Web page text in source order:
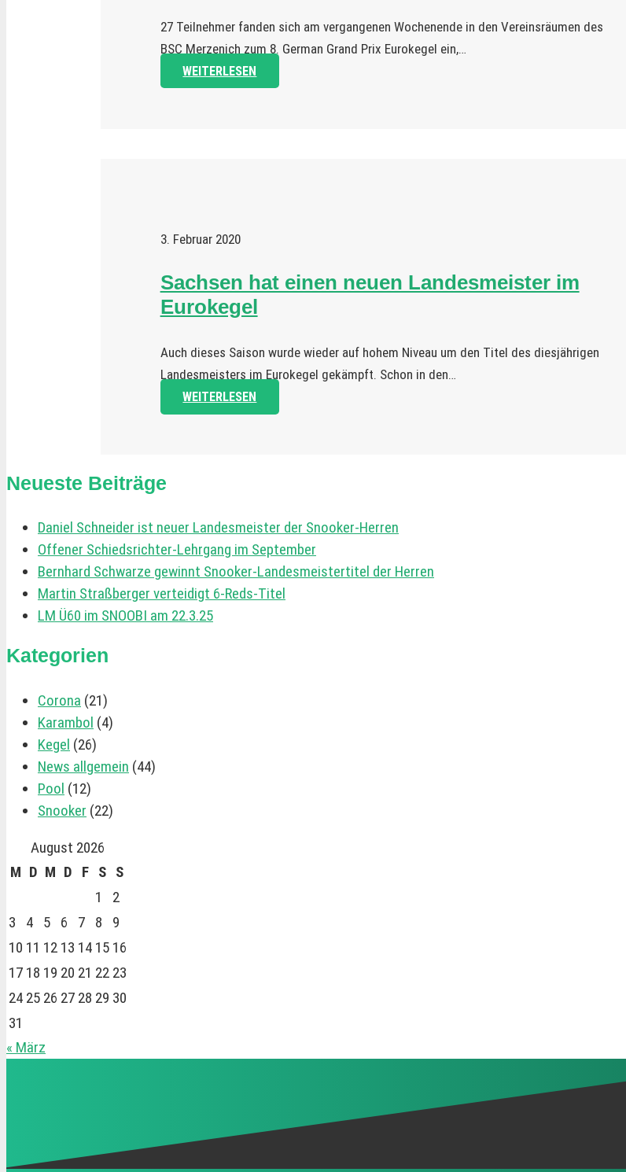
27 Teilnehmer fanden sich am vergangenen Wochenende in den Vereinsräumen des
BSC Merzenich zum 8. German Grand Prix Eurokegel ein,…
WEITERLESEN
3. Februar 2020
Sachsen hat einen neuen Landesmeister im
Eurokegel
Auch dieses Saison wurde wieder auf hohem Niveau um den Titel des diesjährigen
Landesmeisters im Eurokegel gekämpft. Schon in den…
WEITERLESEN
Neueste Beiträge
Daniel Schneider ist neuer Landesmeister der Snooker-Herren
Offener Schiedsrichter-Lehrgang im September
Bernhard Schwarze gewinnt Snooker-Landesmeistertitel der Herren
Martin Straßberger verteidigt 6-Reds-Titel
LM Ü60 im SNOOBI am 22.3.25
Kategorien
Corona (21)
Karambol (4)
Kegel (26)
News allgemein (44)
Pool (12)
Snooker (22)
August 2026
M D M D F S S
1
2
3
4 5 6 7 8
9
10 11 12 13 14 15 16
17 18 19 20 21 22 23
24 25 26 27 28 29 30
31
« März